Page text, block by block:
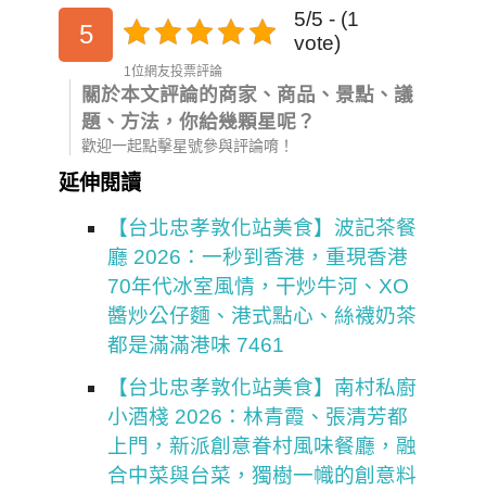
5
5/5 - (1
vote)
1位網友投票評論
關於本文評論的商家、商品、景點、議
題、方法，你給幾顆星呢？
歡迎一起點擊星號參與評論唷！
延伸閱讀
【台北忠孝敦化站美食】波記茶餐
廳 2026：一秒到香港，重現香港
70年代冰室風情，干炒牛河、XO
醬炒公仔麵、港式點心、絲襪奶茶
都是滿滿港味 7461
【台北忠孝敦化站美食】南村私廚
小酒棧 2026：林青霞、張清芳都
上門，新派創意眷村風味餐廳，融
合中菜與台菜，獨樹一幟的創意料